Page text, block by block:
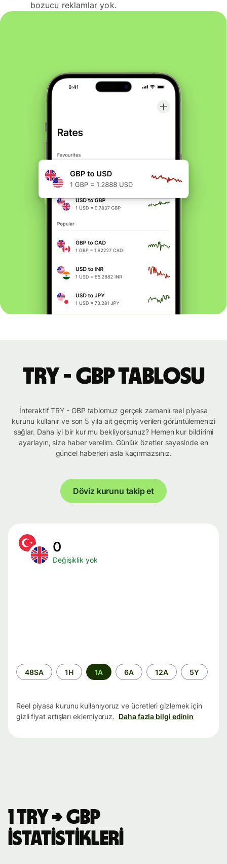
bozucu reklamlar yok.
TRY - GBP tablosu
İnteraktif TRY - GBP tablomuz gerçek zamanlı reel piyasa
kurunu kullanır ve son 5 yıla ait geçmiş verileri görüntülemenizi
sağlar. Daha iyi bir kur mu bekliyorsunuz? Hemen kur bildirimi
ayarlayın, size haber verelim. Günlük özetler sayesinde en
güncel haberleri asla kaçırmazsınız.
Döviz kurunu takip et
0
Değişiklik yok
Zaman
aralığı
48SA 1H 1A 6A 12A 5Y
Reel piyasa kurunu kullanıyoruz ve ücretleri gizlemek için
gizli fiyat artışları eklemiyoruz. Daha fazla bilgi edinin
1 TRY → GBP
istatistikleri